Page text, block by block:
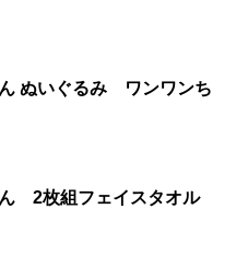
ぬいぐるみ ワンワンち
ん 2枚組フェイスタオル